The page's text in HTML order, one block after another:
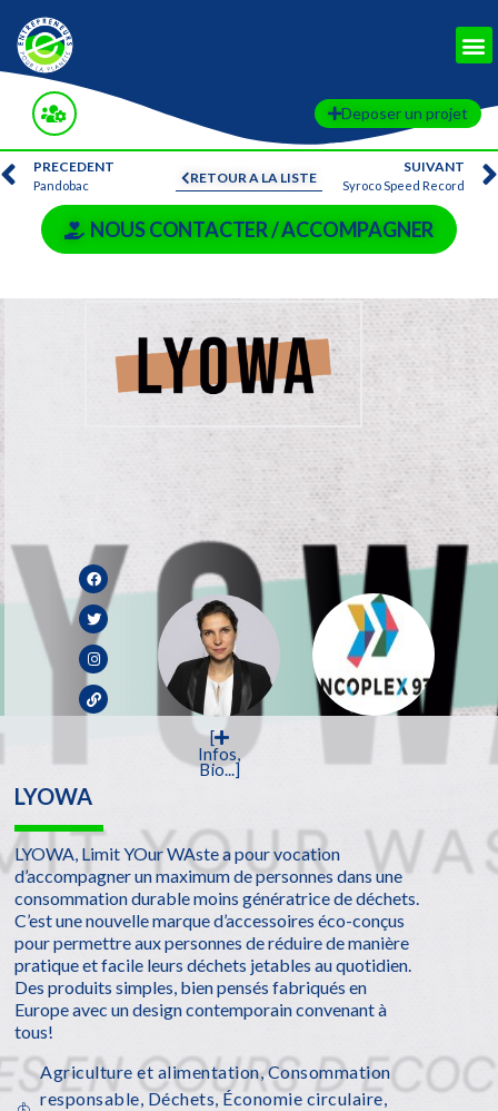
Deposer un projet
RETOUR A LA LISTE
PRECEDENT
Pandobac
SUIVANT
Syroco Speed Record
NOUS CONTACTER / ACCOMPAGNER
[
Infos,
Bio...]
LYOWA
LYOWA, Limit YOur WAste a pour vocation
d’accompagner un maximum de personnes dans une
consommation durable moins génératrice de déchets.
C’est une nouvelle marque d’accessoires éco-conçus
pour permettre aux personnes de réduire de manière
pratique et facile leurs déchets jetables au quotidien.
Des produits simples, bien pensés fabriqués en
Europe avec un design contemporain convenant à
tous!
Agriculture et alimentation,Consommation
responsable, Déchets, Économie circulaire,